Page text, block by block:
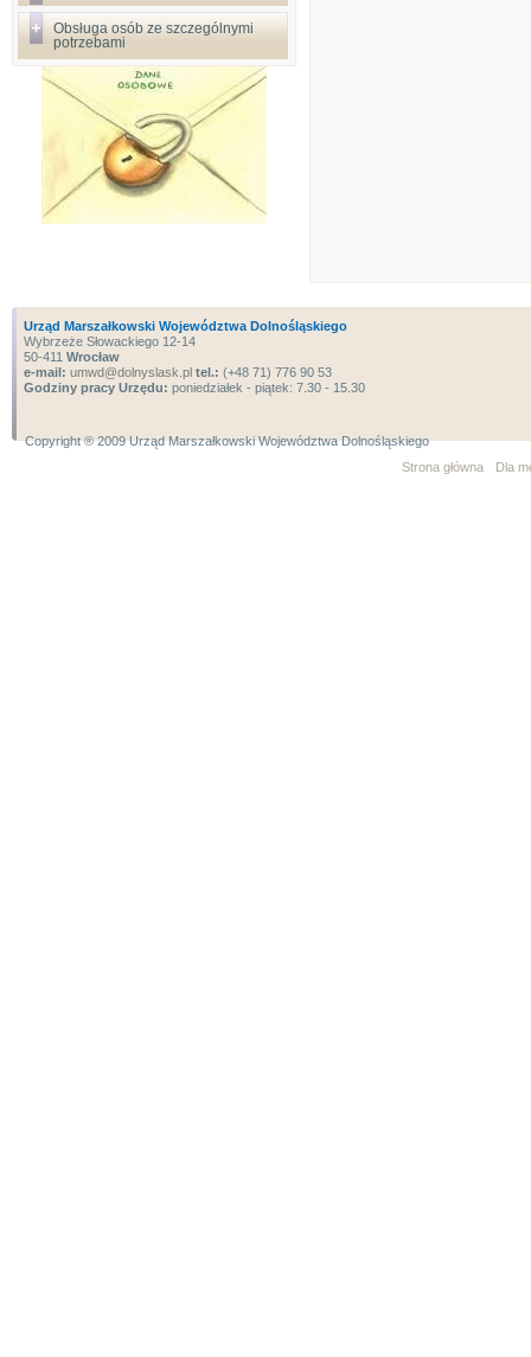
Obsługa osób ze szczególnymi
potrzebami
Urząd Marszałkowski Województwa Dolnośląskiego
Wybrzeże Słowackiego 12-14
50-411 Wrocław
e-mail: umwd@dolnyslask.pl tel.: (+48 71) 776 90 53
Godziny pracy Urzędu: poniedziałek - piątek: 7.30 - 15.30
Copyright ® 2009 Urząd Marszałkowski Województwa Dolnośląskiego
Strona główna
Dla